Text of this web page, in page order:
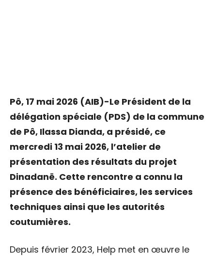
Pô, 17 mai 2026 (AIB)-Le Président de la
délégation spéciale (PDS) de la commune
de Pô, Ilassa Dianda, a présidé, ce
mercredi 13 mai 2026, l’atelier de
présentation des résultats du projet
Dinadanë. Cette rencontre a connu la
présence des bénéficiaires, les services
techniques ainsi que les autorités
coutumières.
Depuis février 2023, Help met en œuvre le